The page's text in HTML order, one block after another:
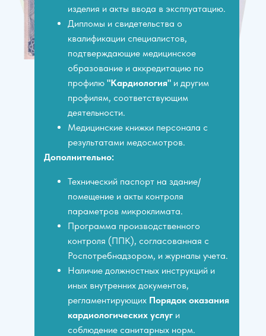
изделия и акты ввода в эксплуатацию.
Дипломы и свидетельства о
квалификации специалистов,
подтверждающие медицинское
образование и аккредитацию по
профилю "Кардиология" и другим
профилям, соответствующим
деятельности.
Медицинские книжки персонала с
результатами медосмотров.
Дополнительно:
Технический паспорт на здание/
помещение и акты контроля
параметров микроклимата.
Программа производственного
контроля (ППК), согласованная с
Роспотребнадзором, и журналы учета.
Наличие должностных инструкций и
иных внутренних документов,
регламентирующих Порядок оказания
кардиологических услуг и
соблюдение санитарных норм.